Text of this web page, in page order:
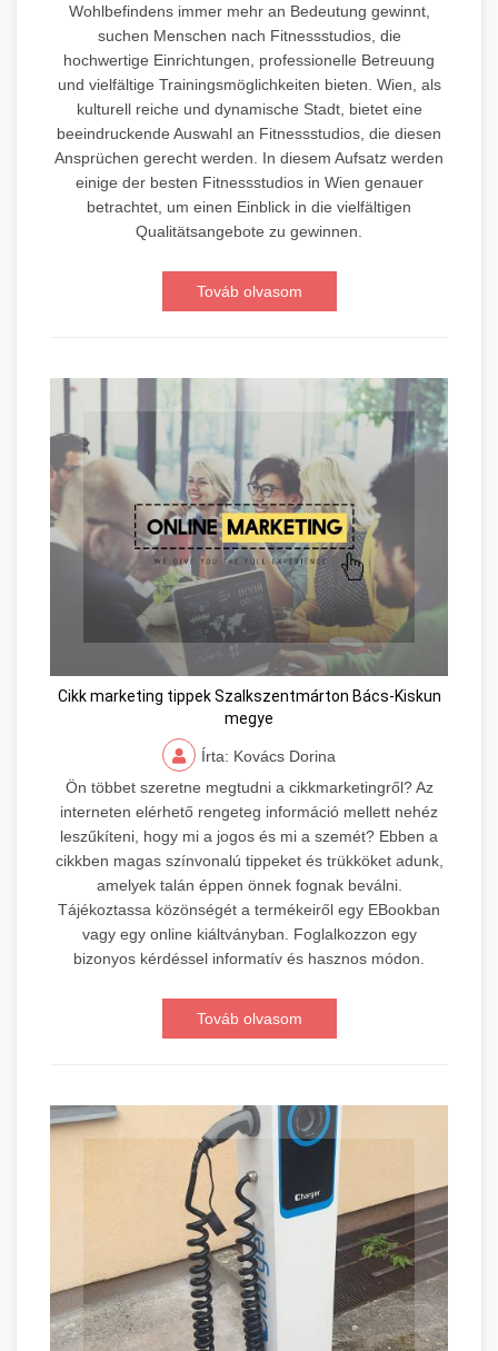
Wohlbefindens immer mehr an Bedeutung gewinnt,
suchen Menschen nach Fitnessstudios, die
hochwertige Einrichtungen, professionelle Betreuung
und vielfältige Trainingsmöglichkeiten bieten. Wien, als
kulturell reiche und dynamische Stadt, bietet eine
beeindruckende Auswahl an Fitnessstudios, die diesen
Ansprüchen gerecht werden. In diesem Aufsatz werden
einige der besten Fitnessstudios in Wien genauer
betrachtet, um einen Einblick in die vielfältigen
Qualitätsangebote zu gewinnen.
Továb olvasom
Cikk marketing tippek Szalkszentmárton Bács-Kiskun
megye
Írta: Kovács Dorina
Ön többet szeretne megtudni a cikkmarketingről? Az
interneten elérhető rengeteg információ mellett nehéz
leszűkíteni, hogy mi a jogos és mi a szemét? Ebben a
cikkben magas színvonalú tippeket és trükköket adunk,
amelyek talán éppen önnek fognak beválni.
Tájékoztassa közönségét a termékeiről egy EBookban
vagy egy online kiáltványban. Foglalkozzon egy
bizonyos kérdéssel informatív és hasznos módon.
Továb olvasom